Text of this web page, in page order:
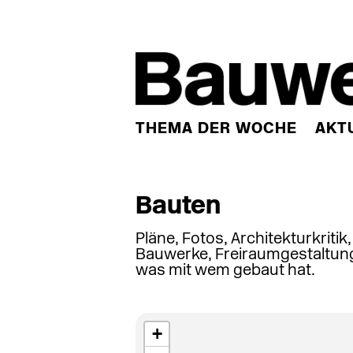
THEMA DER WOCHE
Bauten
Pläne, Fotos,
Bauwerke,
was mit wem gebaut hat.
+